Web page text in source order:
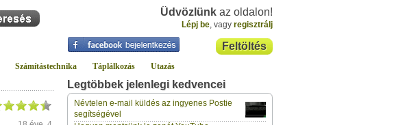
Üdvözlünk az oldalon!
Lépj be, vagy regisztrálj
Feltöltés
Számítástechnika Táplálkozás Utazás
Legtöbbek jelenlegi kedvencei
Névtelen e-mail küldés az ingyenes Postie
segítségével
16 órája
gabor733a kedvencei közé tette a(z)
Leopárdgekkó-etetés egyszerű csipesszel
című tippet.